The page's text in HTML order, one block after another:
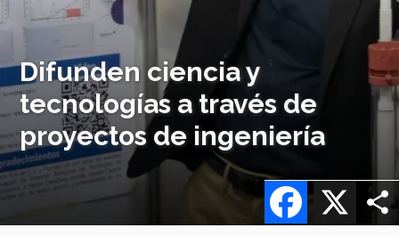
Difunden ciencia y
tecnologías a través de
proyectos de ingeniería
X
Facebook